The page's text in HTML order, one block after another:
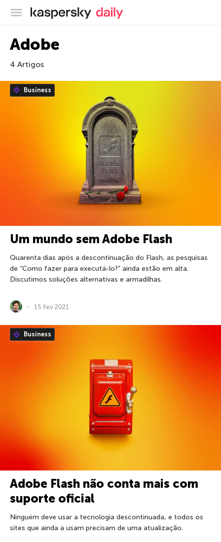
Blog oficial da Kaspersky
Adobe
4 Artigos
Business
Um mundo sem Adobe Flash
Quarenta dias após a descontinuação do Flash, as pesquisas
de “Como fazer para executá-lo?” ainda estão em alta.
Discutimos soluções alternativas e armadilhas.
15 fev 2021
Business
Adobe Flash não conta mais com
suporte oficial
Ninguém deve usar a tecnologia descontinuada, e todos os
sites que ainda a usam precisam de uma atualização.